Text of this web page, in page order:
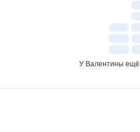
У Валентины ещё